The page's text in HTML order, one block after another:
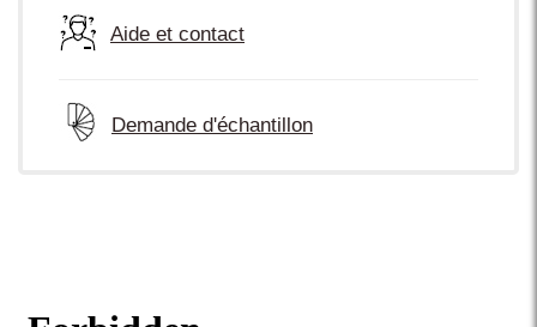
Aide et contact
Demande d'échantillon